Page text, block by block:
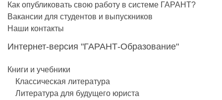
Как опубликовать свою работу в системе ГАРАНТ?
Вакансии для студентов и выпускников
Наши контакты
Интернет-версия "ГАРАНТ-Образование"
Книги и учебники
Классическая литература
Литература для будущего юриста